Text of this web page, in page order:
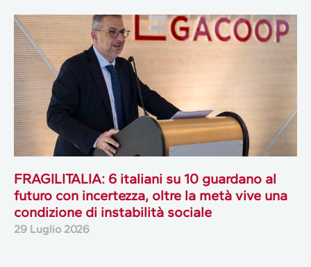
FRAGILITALIA: 6 italiani su 10 guardano al
futuro con incertezza, oltre la metà vive una
condizione di instabilità sociale
29 Luglio 2026